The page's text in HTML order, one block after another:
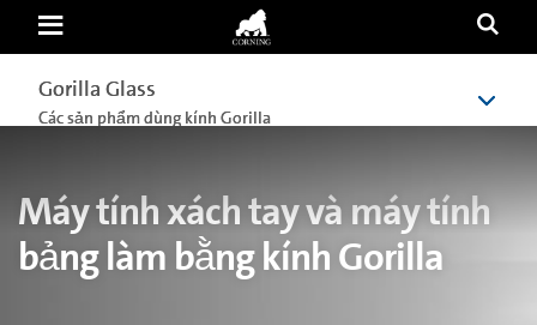
Glass
Enabled
Glass
Gorilla
Glass
Gorilla Glass
Các sản phẩm dùng kính Gorilla
Gorilla Glass
Các sản phẩm dùng kính Gorilla
Máy tính xách tay và máy tính
bảng làm bằng kính Gorilla